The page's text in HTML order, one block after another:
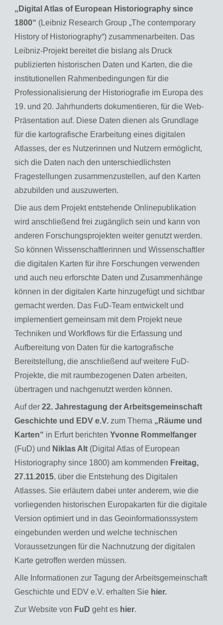
„Digital Atlas of European Historiography since
1800“ (Leibniz Research Group „The contemporary
History of Historiography“) zusammenarbeiten. Das
Leibniz-Projekt bereitet die bislang als Druck
publizierten historischen Daten und Karten, die die
institutionellen Rahmenbedingungen für die
Professionalisierung der Historiografie im Europa des
19. und 20. Jahrhunderts dokumentieren, für die Web-
Präsentation auf. Diese Daten dienen als Grundlage
für die kartografische Erarbeitung eines digitalen
Atlasses, der es Nutzerinnen und Nutzern ermöglicht,
sich die Daten nach den unterschiedlichsten
Fragestellungen zusammenzustellen, auf den Karten
abzubilden und auszuwerten.
Die aus dem Projekt entstehende Onlinepublikation
wird anschließend frei zugänglich sein und kann von
anderen Forschungsprojekten weiter genutzt werden.
So können Wissenschaftlerinnen und Wissenschaftler
die digitalen Karten für ihre Forschungen verwenden
und auch neu erforschte Daten und Zusammenhänge
können in der digitalen Karte hinzugefügt und sichtbar
gemacht werden. Das FuD-Team entwickelt und
implementiert gemeinsam mit dem Projekt neue
Techniken und Workflows für die Erfassung und
Aufbereitung von Daten für die kartografische
Bereitstellung, die anschließend auf weitere FuD-
Projekte, die mit raumbezogenen Daten arbeiten,
übertragen und nachgenutzt werden können.
Auf der 22. Jahrestagung der Arbeitsgemeinschaft
Geschichte und EDV e.V. zum Thema „Räume und
Karten“ in Erfurt berichten Yvonne Rommelfanger
(FuD) und Niklas Alt (Digital Atlas of European
Historiography since 1800) am kommenden Freitag,
27.11.2015, über die Entstehung des Digitalen
Atlasses. Sie erläutern dabei unter anderem, wie die
vorliegenden historischen Europakarten für die digitale
Version optimiert und in das Geoinformationssystem
eingebunden werden und welche technischen
Voraussetzungen für die Nachnutzung der digitalen
Karte getroffen werden müssen.
Alle Informationen zur Tagung der Arbeitsgemeinschaft
Geschichte und EDV e.V. erhalten Sie hier.
Zur Website von FuD geht es hier.